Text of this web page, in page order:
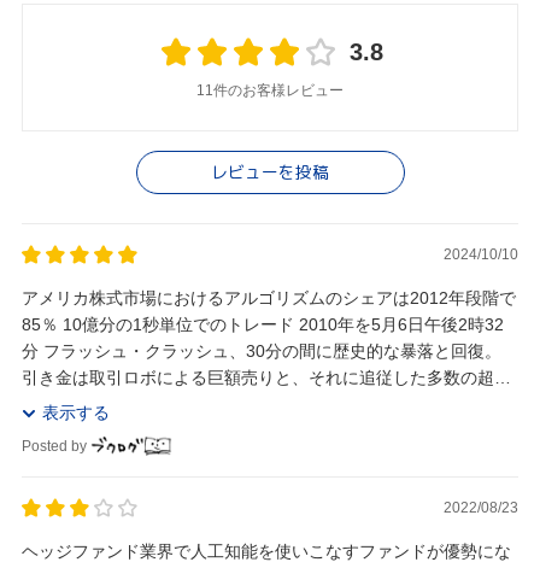
3.8
11件のお客様レビュー
レビューを投稿
2024/10/10
アメリカ株式市場におけるアルゴリズムのシェアは2012年段階で
85％ 10億分の1秒単位でのトレード 2010年を5月6日午後2時32
分 フラッシュ・クラッシュ、30分の間に歴史的な暴落と回復。
引き金は取引ロボによる巨額売りと、それに追従した多数の超高
速ロボトレーダー ...
表示する
Posted by
2022/08/23
ヘッジファンド業界で人工知能を使いこなすファンドが優勢にな